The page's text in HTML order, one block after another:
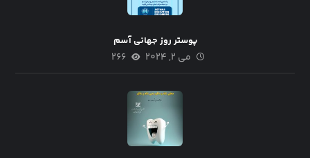
پوستر روز جهانی آسم
می ۲, ۲۰۲۴ ۲۶۶